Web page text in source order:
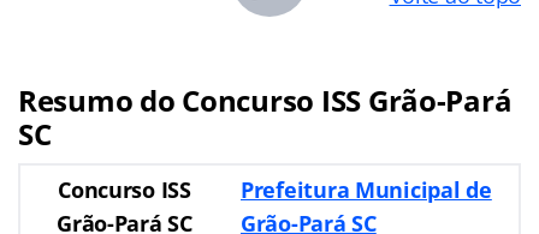
Resumo do Concurso ISS Grão-Pará
SC
Concurso ISS
Grão-Pará SC
Prefeitura Municipal de
Grão-Pará SC